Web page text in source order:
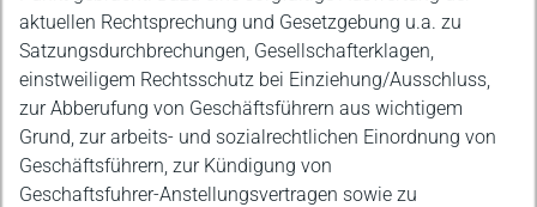
aktuellen Rechtsprechung und Gesetzgebung u.a. zu
Satzungsdurchbrechungen, Gesellschafterklagen,
einstweiligem Rechtsschutz bei Einziehung/Ausschluss,
zur Abberufung von Geschäftsführern aus wichtigem
Grund, zur arbeits‑ und sozialrechtlichen Einordnung von
Geschäftsführern, zur Kündigung von
Geschaftsfuhrer‑Anstellungsvertragen sowie zu